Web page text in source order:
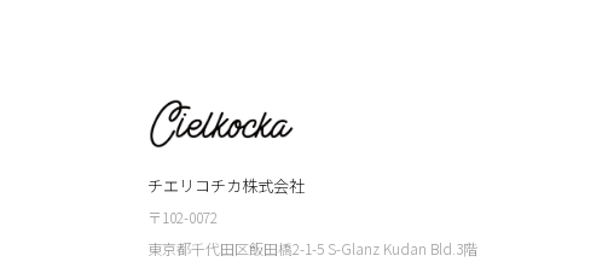
チエリコチカ株式会社
〒102-0072
東京都千代田区飯田橋2-1-5 S-Glanz Kudan Bld.3階